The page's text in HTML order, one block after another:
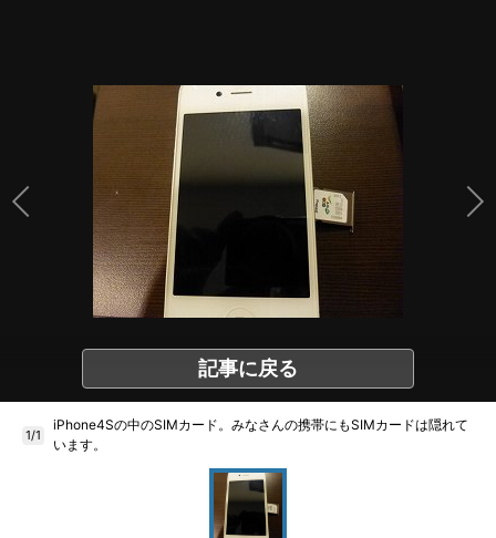
記事に戻る
1/1
iPhone4Sの中のSIMカード。みなさんの携帯にもSIMカードは隠れて
います。